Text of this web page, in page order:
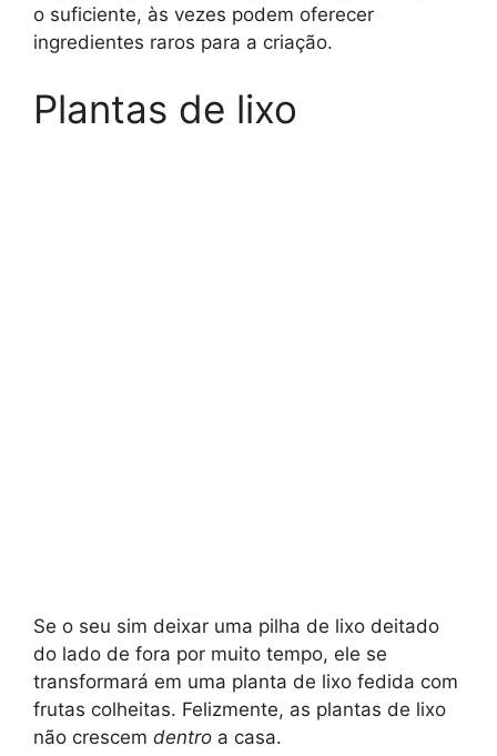
o suficiente, às vezes podem oferecer
ingredientes raros para a criação.
Plantas de lixo
Se o seu sim deixar uma pilha de lixo deitado
do lado de fora por muito tempo, ele se
transformará em uma planta de lixo fedida com
frutas colheitas. Felizmente, as plantas de lixo
não crescem dentro a casa.